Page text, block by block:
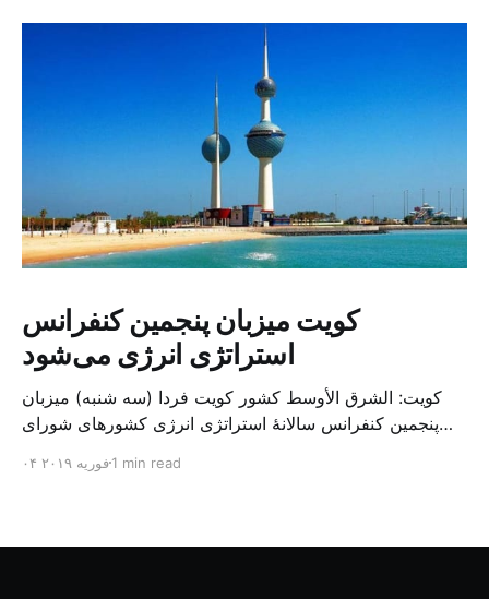
کویت میزبان پنجمین کنفرانس
استراتژی انرژی می‌شود
کویت: الشرق الأوسط کشور کویت فردا (سه شنبه) میزبان
پنجمین کنفرانس سالانهٔ استراتژی انرژی کشورهای شورای
متخصص از شرکت‌های جهانی نفت و گاز در این کنفرانس
۰۴ فوریه ۲۰۱۹1 min read